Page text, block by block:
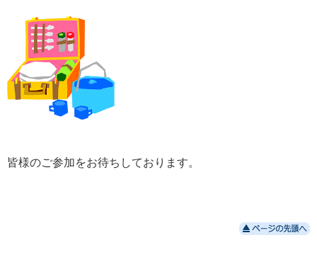
皆様のご参加をお待ちしております。